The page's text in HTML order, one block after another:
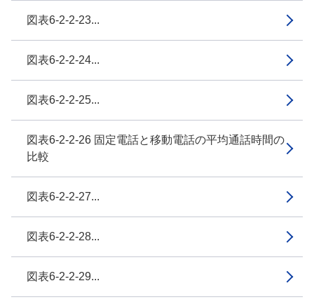
図表6-2-2-23...
図表6-2-2-24...
図表6-2-2-25...
図表6-2-2-26 固定電話と移動電話の平均通話時間の
比較
図表6-2-2-27...
図表6-2-2-28...
図表6-2-2-29...